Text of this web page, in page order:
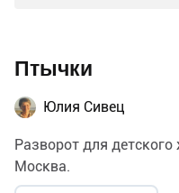
Птычки
Юлия Сивец
Разворот для
Москва.